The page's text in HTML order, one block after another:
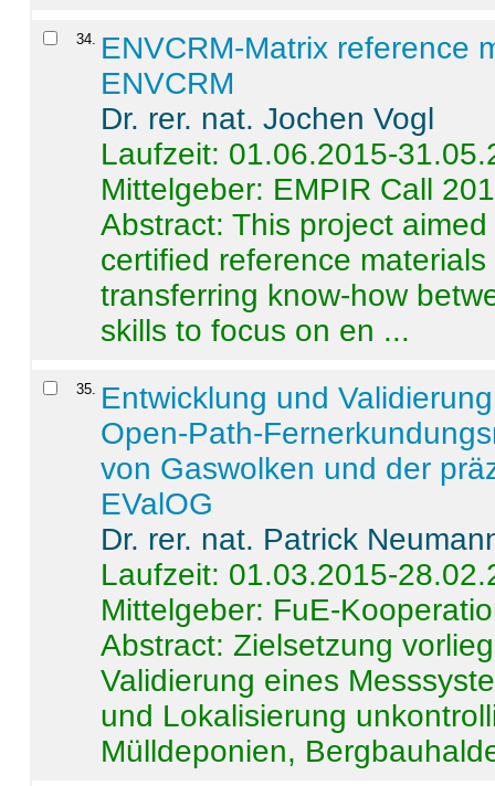
34. ENVCRM-Matrix reference
ENVCRM
Dr. rer. nat. Jochen Vogl
Laufzeit: 01.06.2015-
Mittelgeber: EMPIR Call
Abstract:This project
certified reference
transferring know-how
skills to focus on en ...
35. Entwicklung und
Open-Path-
von Gaswolken und der
EValOG
Dr. rer. nat. Patrick
Laufzeit: 01.03.2015-
Mittelgeber: FuE-
Abstract:Zielsetzung
Validierung eines
und Lokalisierung
Mülldeponien,